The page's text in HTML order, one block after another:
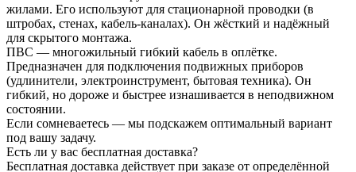
жилами. Его используют для стационарной проводки (в
штробах, стенах, кабель-каналах). Он жёсткий и надёжный
для скрытого монтажа.
ПВС — многожильный гибкий кабель в оплётке.
Предназначен для подключения подвижных приборов
(удлинители, электроинструмент, бытовая техника). Он
гибкий, но дороже и быстрее изнашивается в неподвижном
состоянии.
Если сомневаетесь — мы подскажем оптимальный вариант
под вашу задачу.
Есть ли у вас бесплатная доставка?
Бесплатная доставка действует при заказе от определённой